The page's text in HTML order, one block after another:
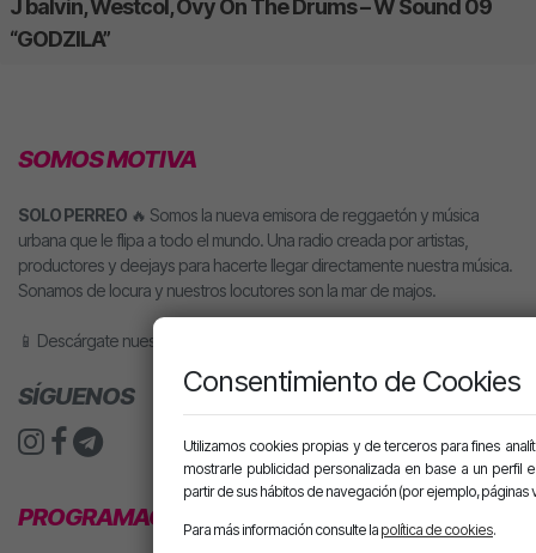
J balvin, Westcol, Ovy On The Drums – W Sound 09
“GODZILA”
SOMOS MOTIVA
SOLO PERREO 🔥 Somos la nueva emisora de reggaetón y música
urbana que le flipa a todo el mundo. Una radio creada por artistas,
productores y deejays para hacerte llegar directamente nuestra música.
Sonamos de locura y nuestros locutores son la mar de majos.
📱 Descárgate nuestra app o pídele motiva a tu altavoz inteligente.
SÍGUENOS
PROGRAMACIÓN
Consentimiento de Cookies
Utilizamos cookies propias y de terceros para fines
mostrarle publicidad personalizada en base a un perfil
partir de sus hábitos de navegación (por ejemplo, páginas
Para más información consulte la política de cookies.